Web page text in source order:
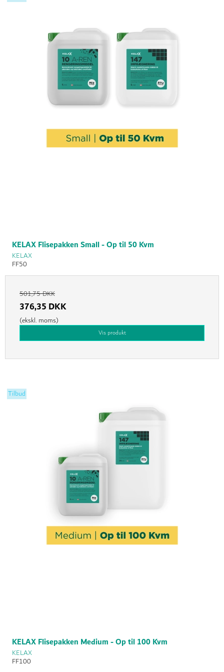
KELAX Flisepakken Small - Op til 50 Kvm
KELAX
FF50
501,75 DKK
376,35 DKK
(ekskl. moms)
Vis produkt
Tilbud
KELAX Flisepakken Medium - Op til 100 Kvm
KELAX
FF100